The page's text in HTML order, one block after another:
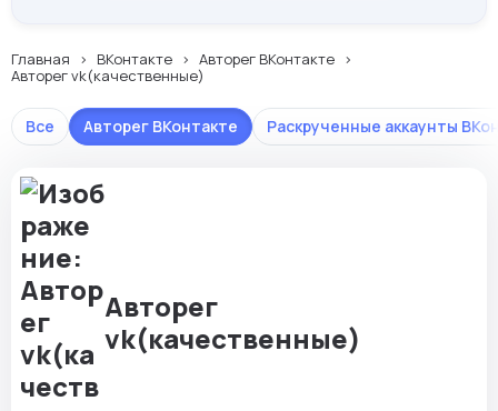
Главная ВКонтакте
Авторег ВКонтакте
Авторег vk(качественные)
Все Авторег ВКонтакте Раскрученные аккаунты
Авторег
vk(качественные)